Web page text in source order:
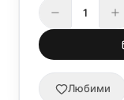
Любими